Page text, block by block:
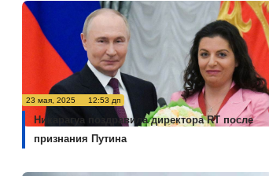
23 мая, 2025 12:53 дп
Никарагуа поздравила директора RT после
признания Путина